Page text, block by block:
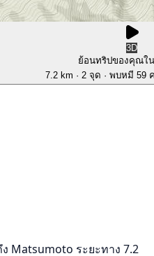
3D
ย้อนทริปของคุณใ
7.2 km · 2 จุด · พบหมี 59
Matsumoto ระยะทาง 7.2